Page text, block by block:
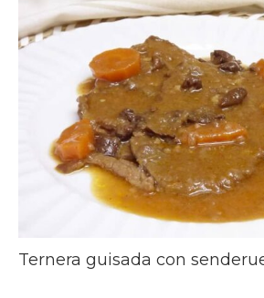
Ternera guisada con